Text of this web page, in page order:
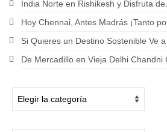
India Norte en Rishikesh y Disfruta
Hoy Chennai, Antes Madrás ¡Tanto
Si Quieres un Destino Sostenible Ve
De Mercadillo en Vieja Delhi Chandni